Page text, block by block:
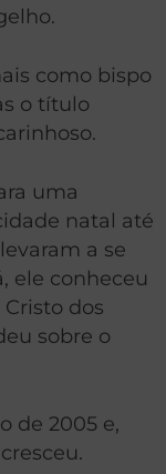
como bispo
o título
uma
natal até
a se
ele conheceu
dos
sobre o
de 2005 e,